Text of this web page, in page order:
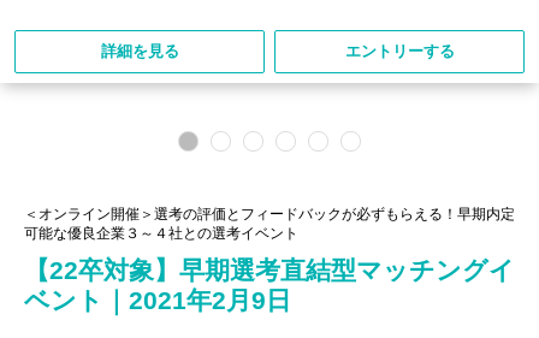
詳細を見る エントリーする
＜オンライン開催＞選考の評価とフィードバックが必ずもらえる！早期内定
可能な優良企業３～４社との選考イベント
【22卒対象】早期選考直結型マッチングイ
ベント｜2021年2月9日